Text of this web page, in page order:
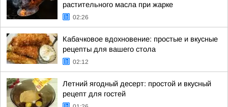
растительного масла при жарке
02:26
Кабачковое вдохновение: простые и вкусные
рецепты для вашего стола
02:12
Летний ягодный десерт: простой и вкусный
рецепт для гостей